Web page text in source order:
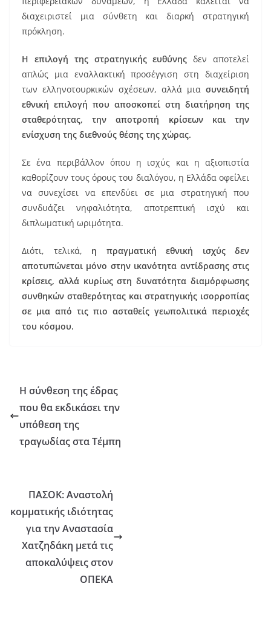
διαχειριστεί μια σύνθετη και διαρκή στρατηγική
πρόκληση.
Η επιλογή της στρατηγικής ευθύνης δεν αποτελεί
απλώς μια εναλλακτική προσέγγιση στη διαχείριση
των ελληνοτουρκικών σχέσεων, αλλά μια συνειδητή
εθνική επιλογή που αποσκοπεί στη διατήρηση της
σταθερότητας, την αποτροπή κρίσεων και την
ενίσχυση της διεθνούς θέσης της χώρας.
Σε ένα περιβάλλον όπου η ισχύς και η αξιοπιστία
καθορίζουν τους όρους του διαλόγου, η Ελλάδα οφείλει
να συνεχίσει να επενδύει σε μια στρατηγική που
συνδυάζει νηφαλιότητα, αποτρεπτική ισχύ και
διπλωματική ωριμότητα.
Διότι, τελικά, η πραγματική εθνική ισχύς δεν
αποτυπώνεται μόνο στην ικανότητα αντίδρασης στις
κρίσεις, αλλά κυρίως στη δυνατότητα διαμόρφωσης
συνθηκών σταθερότητας και στρατηγικής ισορροπίας
σε μια από τις πιο ασταθείς γεωπολιτικά περιοχές
του κόσμου.
Η σύνθεση της έδρας
που θα εκδικάσει την
υπόθεση της
τραγωδίας στα Τέμπη
ΠΑΣΟΚ: Αναστολή
κομματικής ιδιότητας
για την Αναστασία
Χατζηδάκη μετά τις
αποκαλύψεις στον
ΟΠΕΚΑ